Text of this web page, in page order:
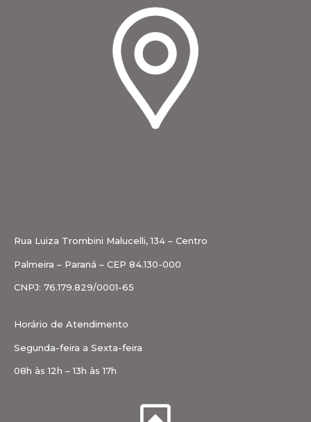
Rua Luiza Trombini Malucelli, 134 – Centro
Palmeira – Paraná – CEP 84.130-000
CNPJ: 76.179.829/0001-65
Horário de Atendimento
Segunda-feira a Sexta-feira
08h às 12h – 13h às 17h